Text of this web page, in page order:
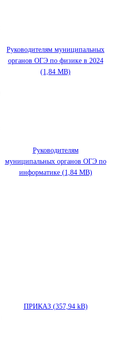
Руководителям муниципальных
органов ОГЭ по физике в 2024
Руководителям
муниципальных органов ОГЭ по
информатике
ПРИКАЗ